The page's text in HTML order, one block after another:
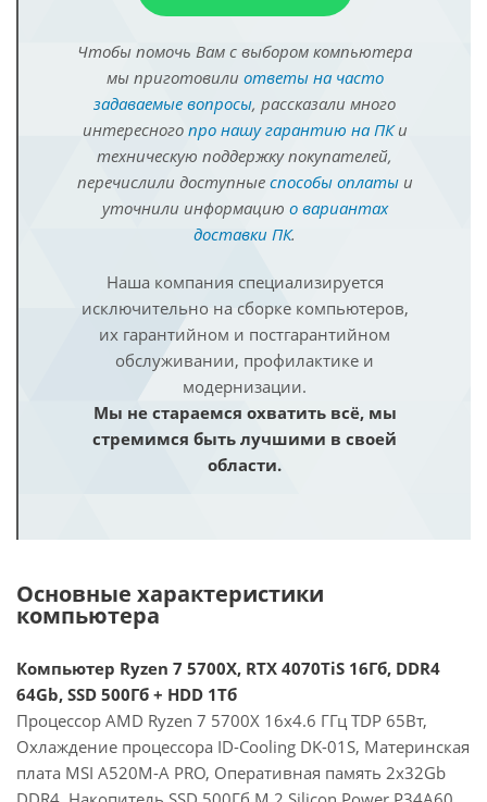
Чтобы помочь Вам с выбором компьютера
мы приготовили ответы на часто
задаваемые вопросы, рассказали много
интересного про нашу гарантию на ПКи
техническую поддержку покупателей,
перечислили доступные способы оплатыи
уточнили информацию о вариантах
доставки ПК.
Наша компания специализируется
исключительно на сборке компьютеров,
их гарантийном и постгарантийном
обслуживании, профилактике и
модернизации.
Мы не стараемся охватить всё, мы
стремимся быть лучшими в своей
области.
Основные характеристики
компьютера
Компьютер Ryzen 7 5700X, RTX 4070TiS 16Гб, DDR4
64Gb, SSD 500Гб + HDD 1Тб
Процессор AMD Ryzen 7 5700X 16x4.6 ГГц TDP 65Вт,
Охлаждение процессора ID-Cooling DK-01S, Материнская
плата MSI A520M-A PRO, Оперативная память 2x32Gb